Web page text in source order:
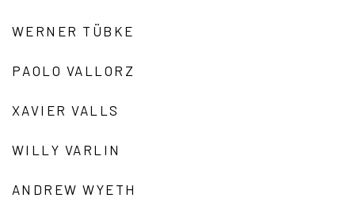
WERNER TÜBKE
PAOLO VALLORZ
XAVIER VALLS
WILLY VARLIN
ANDREW WYETH